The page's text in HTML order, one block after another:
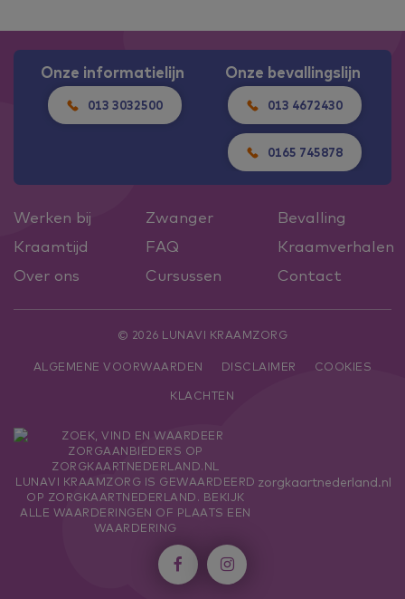
Onze informatielijn
013 3032500
Onze bevallingslijn
013 4672430
0165 745878
Werken bij Zwanger
Bevalling
Kraamtijd
FAQ
Kraamverhalen
Over ons
Cursussen Contact
© 2026 LUNAVI KRAAMZORG
ALGEMENE VOORWAARDEN DISCLAIMER
COOKIES
KLACHTEN
LUNAVI KRAAMZORG IS GEWAARDEERD
OP ZORGKAARTNEDERLAND. BEKIJK
ALLE WAARDERINGEN OF PLAATS EEN
WAARDERING
zorgkaartnederland.nl
 